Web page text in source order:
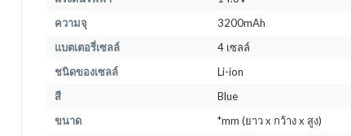
ความจุ
3200mAh
แบตเตอรี่เซลล์
4 เซลล์
ชนิดของเซลล์
Li-ion
สี
Blue
ขนาด
*mm (ยาว x กว้าง x สูง)